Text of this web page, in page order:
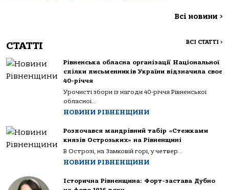
Всі новини >
СТАТТІ ВСІ СТАТТІ >
Рівненська обласна організації Національної
спілки письменників України відзначила своє
40-річчя
Урочисті збори із нагоди 40-річчя Рівненської
обласної...
НОВИНИ РІВНЕНЩИНИ
Розпочався мандрівний табір «Стежками
князів Острозьких» на Рівненщині
В Острозі, на Замковій горі, у четвер...
НОВИНИ РІВНЕНЩИНИ
Історична Рівненщина: Форт-застава Дубно